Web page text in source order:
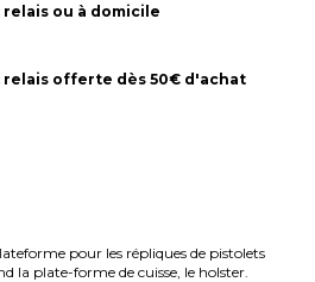
ou à domicile
relais offerte dès 50€ d'achat
pour les répliques de pistolets
la plate-forme de cuisse, le holster.